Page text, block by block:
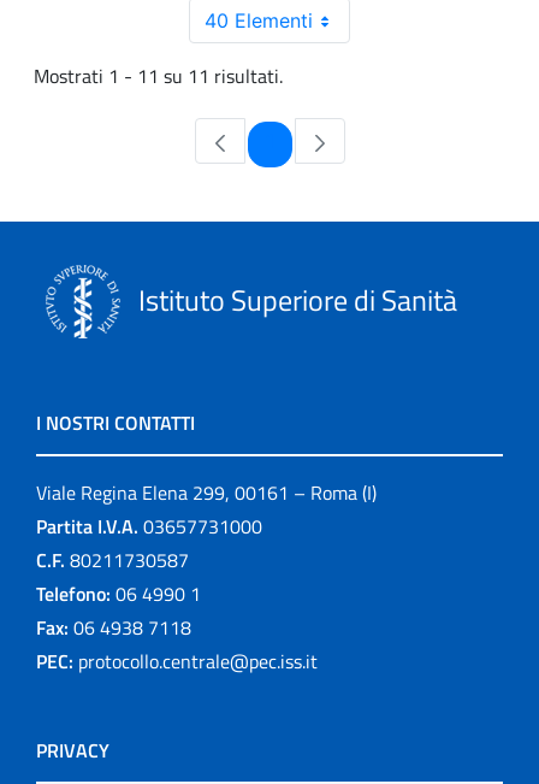
40 Elementi
Mostrati 1 - 11 su 11 risultati.
Pagina
Istituto Superiore di Sanità
I NOSTRI CONTATTI
Viale Regina Elena 299, 00161 – Roma (I)
Partita I.V.A. 03657731000
C.F. 80211730587
Telefono: 06 4990 1
Fax: 06 4938 7118
PEC: protocollo.centrale@pec.iss.it
PRIVACY